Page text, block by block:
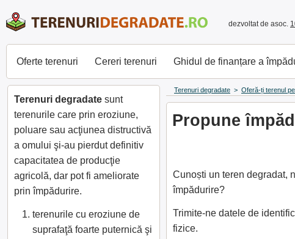
dezvoltat de asoc.
Oferte terenuri Cereri terenuri Ghidul de finanțare a
Terenuri degradate > Oferă-ți terenul
Propune
Cunoști un teren degradat,
împădurire?
Trimite-ne datele de
fizice.
Terenuri degradate sunt
terenurile care prin eroziune,
poluare sau acţiunea distructivă
a omului şi-au pierdut definitiv
capacitatea de producţie
agricolă, dar pot fi ameliorate
prin împădurire.
terenurile cu eroziune de
suprafaţă foarte puternică şi